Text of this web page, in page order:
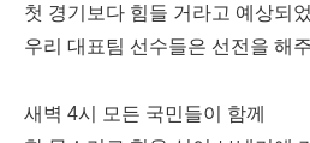
첫 경기보다 힘들 거라고 예상되
우리 대표팀 선수들은 선전을 해
새벽 4시 모든 국민들이 함께